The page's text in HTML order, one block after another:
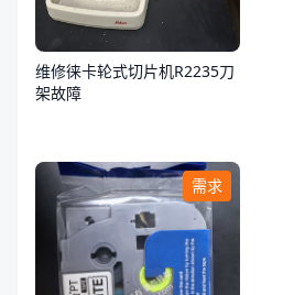
维修徕卡轮式切片机R2235刀
架故障
需求